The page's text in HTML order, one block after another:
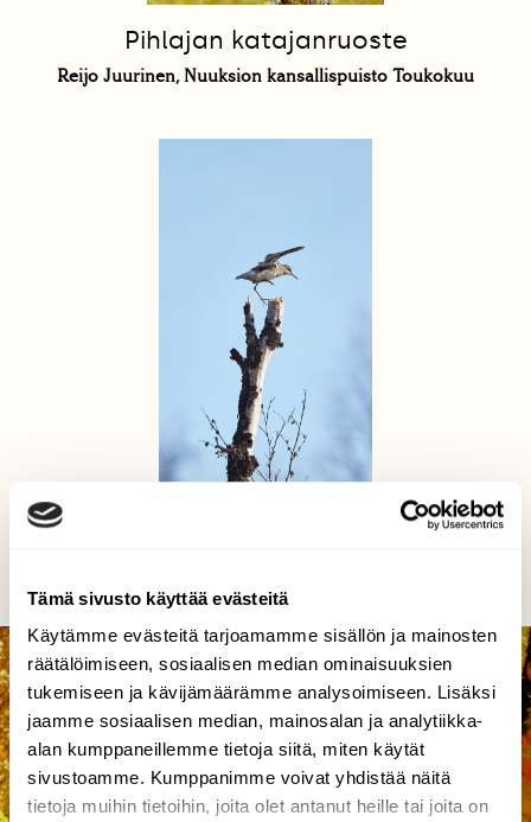
Tämä sivusto käyttää evästeitä
Käytämme evästeitä tarjoamamme sisällön ja mainosten
räätälöimiseen, sosiaalisen median ominaisuuksien
tukemiseen ja kävijämäärämme analysoimiseen. Lisäksi
jaamme sosiaalisen median, mainosalan ja analytiikka-
alan kumppaneillemme tietoja siitä, miten käytät
sivustoamme. Kumppanimme voivat yhdistää näitä
tietoja muihin tietoihin, joita olet antanut heille tai joita on
Pihlajan katajanruoste
Reijo Juurinen, Nuuksion kansallispuisto Toukokuu
Hups! Lentääkö vai eikö?